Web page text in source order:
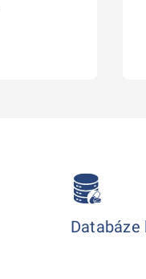
Databáze